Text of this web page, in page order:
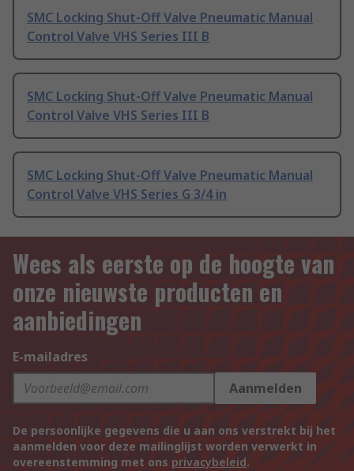
SMC Locking Shut-Off Valve Pneumatic Manual
Control Valve VHS Series III B
SMC Locking Shut-Off Valve Pneumatic Manual
Control Valve VHS Series III B
SMC Locking Shut-Off Valve Pneumatic Manual
Control Valve VHS Series G 3/4 in
Wees als eerste op de hoogte van
onze nieuwste producten en
aanbiedingen
E-mailadres
Aanmelden
De persoonlijke gegevens die u aan ons verstrekt bij het
aanmelden voor deze mailinglijst worden verwerkt in
overeenstemming met ons privacybeleid.